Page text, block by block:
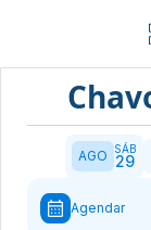
AGO SÁB
29
Agendar